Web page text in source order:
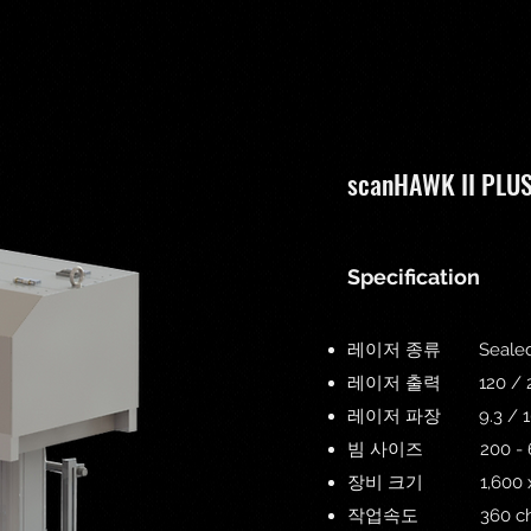
scanHAWK II
Specification
레이저 종류 Sealed
레이저 출력 120 /
레이저 파장 9.3 /
빔 사이즈 200 -
장비 크기 1,600 x
작업속도 360